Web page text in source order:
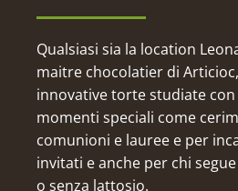
Qualsiasi sia la location
maitre chocolatier di
innovative torte studiate
momenti speciali come
comunioni e lauree e per
invitati e anche per chi
o senza lattosio.